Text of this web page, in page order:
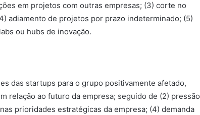
em projetos com outras empresas; (3) corte no
adiamento de projetos por prazo indeterminado; (5)
ou hubs de inovação.
das startups para o grupo positivamente afetado,
relação ao futuro da empresa; seguido de (2) pressão
prioridades estratégicas da empresa; (4) demanda